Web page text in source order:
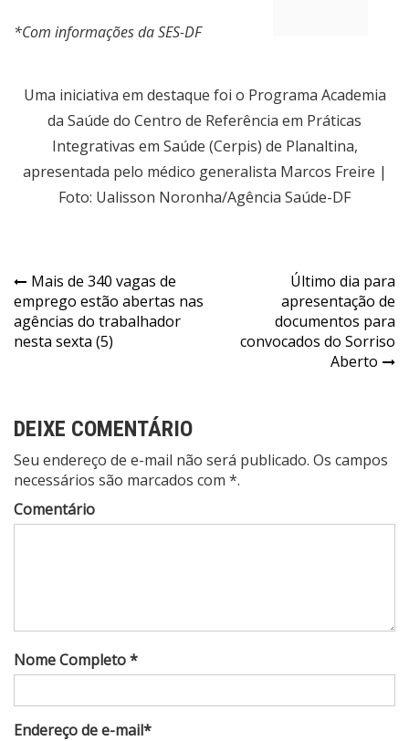
Uma iniciativa em destaque foi o Programa Academia
da Saúde do Centro de Referência em Práticas
Integrativas em Saúde (Cerpis) de Planaltina,
apresentada pelo médico generalista Marcos Freire |
Foto: Ualisson Noronha/Agência Saúde-DF
*Com informações da SES-DF
Navegação
de
Post
Mais de 340 vagas de
emprego estão abertas nas
agências do trabalhador
nesta sexta (5)
Último dia para
apresentação de
documentos para
convocados do Sorriso
Aberto
DEIXE COMENTÁRIO
Seu endereço de e-mail não será publicado. Os campos
necessários são marcados com *.
Comentário
Nome Completo *
Endereço de e-mail*